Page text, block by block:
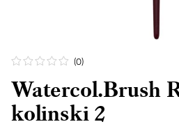
(0)
Watercol.Brush
kolinski 2